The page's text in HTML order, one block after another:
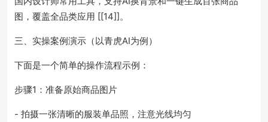
图，覆盖全品类应用 [[14]]。
三、实操案例演示（以青虎AI为例）
下面是一个简单的操作流程示例：
步骤1：准备原始商品图片
- 拍摄一张清晰的服装单品照，注意光线均匀